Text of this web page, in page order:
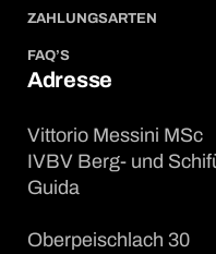
ZAHLUNGSARTEN
FAQ’S
Adresse
Vittorio Messini MSc
IVBV Berg- und
Guida
Oberpeischlach 30